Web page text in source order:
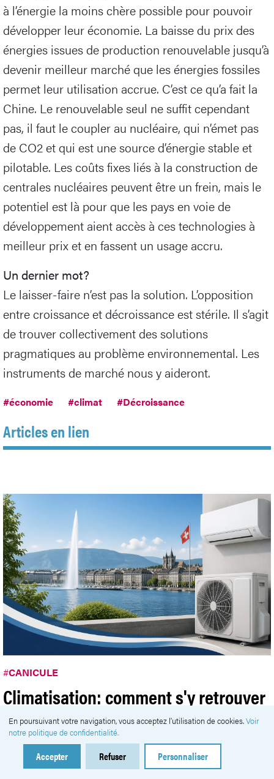
à l’énergie la moins chère possible pour pouvoir
développer leur économie. La baisse du prix des
énergies issues de production renouvelable jusqu’à
devenir meilleur marché que les énergies fossiles
permet leur utilisation accrue. C’est ce qu’a fait la
Chine. Le renouvelable seul ne suffit cependant
pas, il faut le coupler au nucléaire, qui n’émet pas
de CO2 et qui est une source d’énergie stable et
pilotable. Les coûts fixes liés à la construction de
centrales nucléaires peuvent être un frein, mais le
potentiel est là pour que les pays en voie de
développement aient accès à ces technologies à
meilleur prix et en fassent un usage accru.
Un dernier mot?
Le laisser-faire n’est pas la solution. L’opposition
entre croissance et décroissance est stérile. Il s’agit
de trouver collectivement des solutions
pragmatiques au problème environnemental. Les
instruments de marché nous y aideront.
#économie #climat #Décroissance
Articles en lien
#CANICULE
Climatisation: comment s'y retrouver
à Genève
Publié vendredi 07 août 2026
En poursuivant votre navigation, vous acceptez l'utilisation de cookies.Voir
notre politique de confidentialité.
Accepter Refuser Personnaliser